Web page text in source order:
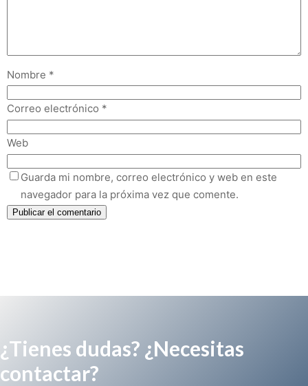
Nombre *
Correo electrónico *
Web
Guarda mi nombre, correo electrónico y web en este
navegador para la próxima vez que comente.
¿Tienes dudas? ¿Necesitas
contactar?